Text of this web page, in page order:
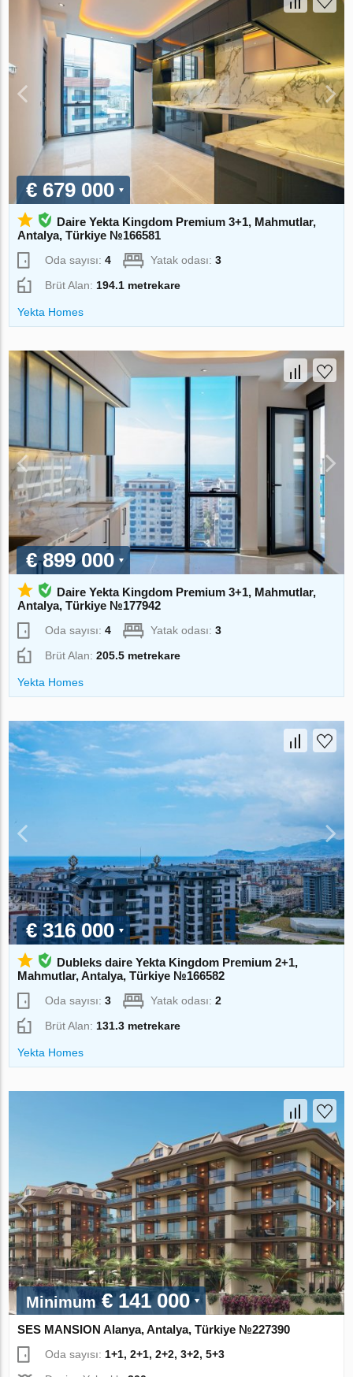
€ 679 000
Daire Yekta Kingdom Premium 3+1, Mahmutlar,
Antalya, Türkiye №166581
Oda sayısı:4 Yatak odası:3
Brüt Alan:194.1 metrekare
Yekta Homes
€ 899 000
Daire Yekta Kingdom Premium 3+1, Mahmutlar,
Antalya, Türkiye №177942
Oda sayısı:4 Yatak odası:3
Brüt Alan:205.5 metrekare
Yekta Homes
€ 316 000
Dubleks daire Yekta Kingdom Premium 2+1,
Mahmutlar, Antalya, Türkiye №166582
Oda sayısı:3 Yatak odası:2
Brüt Alan: 131.3 metrekare
Yekta Homes
Minimum€ 141 000
SES MANSION Alanya, Antalya, Türkiye №227390
Oda sayısı: 1+1, 2+1, 2+2, 3+2, 5+3